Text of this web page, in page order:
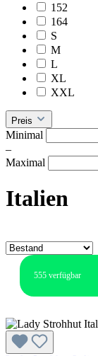
152
164
S
M
L
XL
XXL
Preis
Minimal
–
Maximal
Italien
555 verfügbar